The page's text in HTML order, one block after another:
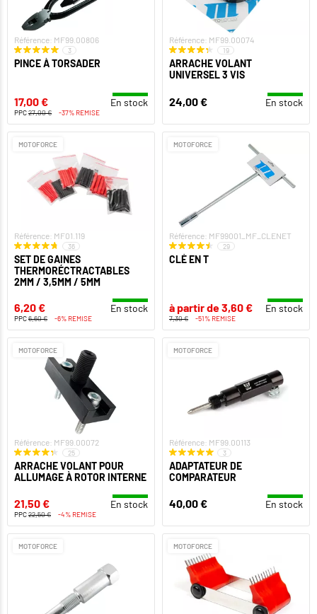
Référence: MF99.00806
3
PINCE À TORSADER
17,00 € En stock
PPC27,00 € -37% REMISE
Référence: MF99.00074
19
ARRACHE VOLANT
UNIVERSEL 3 VIS
24,00 € En stock
MOTOFORCE
Référence: MF01.119
36
SET DE GAINES
THERMORÉCTRACTABLES
2MM / 3,5MM / 5MM
6,20 € En stock
PPC6,60 € -6% REMISE
MOTOFORCE
Référence: MF99001_MF_CLENET
29
CLÉ EN T
à partir de 3,60 € En stock
7,30 € -51% REMISE
MOTOFORCE
Référence: MF99.00072
25
ARRACHE VOLANT POUR
ALLUMAGE À ROTOR INTERNE
21,50 € En stock
PPC22,50 € -4% REMISE
MOTOFORCE
Référence: MF99.00113
3
ADAPTATEUR DE
COMPARATEUR
40,00 € En stock
MOTOFORCE MOTOFORCE